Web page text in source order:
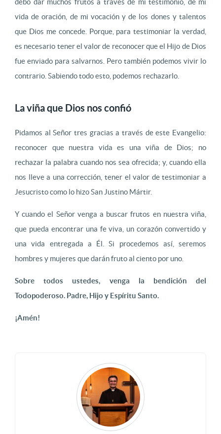
debo dar muchos frutos a través de mi testimonio, de mi
vida de oración, de mi vocación y de los dones y talentos
que Dios me concede. Porque, para testimoniar la verdad,
es necesario tener el valor de reconocer que el Hijo de Dios
fue enviado para salvarnos. Pero también podemos vivir lo
contrario. Sabiendo todo esto, podemos rechazarlo.
La viña que Dios nos confió
Pidamos al Señor tres gracias a través de este Evangelio:
reconocer que nuestra vida es una viña de Dios; no
rechazar la palabra cuando nos sea ofrecida; y, cuando ella
nos lleve a una corrección, tener el valor de testimoniar a
Jesucristo como lo hizo San Justino Mártir.
Y cuando el Señor venga a buscar frutos en nuestra viña,
que pueda encontrar una fe viva, un corazón convertido y
una vida entregada a Él. Si procedemos así, seremos
hombres y mujeres que darán fruto al ciento por uno.
Sobre todos ustedes, venga la bendición del
Todopoderoso. Padre, Hijo y Espíritu Santo.
¡Amén!